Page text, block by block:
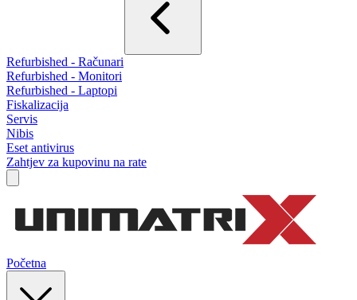
Refurbished - Računari
Refurbished - Monitori
Refurbished - Laptopi
Fiskalizacija
Servis
Nibis
Eset antivirus
Zahtjev za kupovinu na rate
Početna